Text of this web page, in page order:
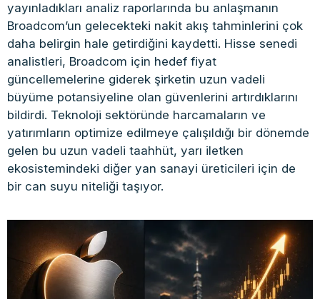
yayınladıkları analiz raporlarında bu anlaşmanın
Broadcom’un gelecekteki nakit akış tahminlerini çok
daha belirgin hale getirdiğini kaydetti. Hisse senedi
analistleri, Broadcom için hedef fiyat
güncellemelerine giderek şirketin uzun vadeli
büyüme potansiyeline olan güvenlerini artırdıklarını
bildirdi. Teknoloji sektöründe harcamaların ve
yatırımların optimize edilmeye çalışıldığı bir dönemde
gelen bu uzun vadeli taahhüt, yarı iletken
ekosistemindeki diğer yan sanayi üreticileri için de
bir can suyu niteliği taşıyor.